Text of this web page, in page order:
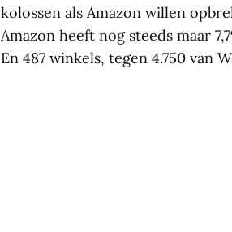
kolossen als Amazon willen
Amazon heeft nog steeds maar
En 487 winkels, tegen 4.750 van